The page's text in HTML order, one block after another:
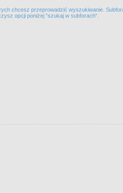
chcesz przeprowadzić wyszukiwanie.
opcji poniżej “szukaj w subforach“.